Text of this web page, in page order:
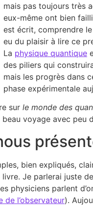
mais pas toujours très
eux-même ont bien
est écrit, comprendre
eu du plaisir à lire ce
La physique quantique
des piliers qui
mais les progrès dans
phase expérimentale
sur le monde des
voyage avec peu
bien expliqués,
Je parlerai juste
physiciens parlent
l’observateur).